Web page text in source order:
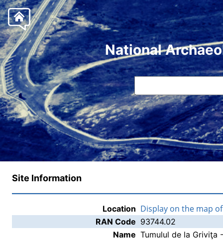
National
Site Information
Location Display on the map
RAN Code 93744.02
Name Tumulul de la Griviţa